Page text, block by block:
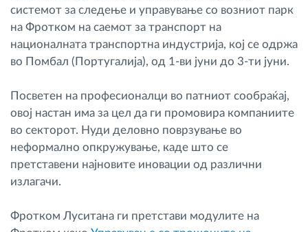
Како ја решаваме
системот за следење и управување со возниот парк
на Фротком на саемот за транспорт на
националната транспортна индустрија, кој се одржа
во Помбал (Португалија), од 1-ви јуни до 3-ти јуни.
Посветен на професионалци во патниот сообраќај,
овој настан има за цел да ги промовира компаниите
во секторот. Нуди деловно поврзување во
неформално опкружување, каде што се
претставени најновите иновации од различни
излагачи.
Фротком Луситана ги претстави модулите на